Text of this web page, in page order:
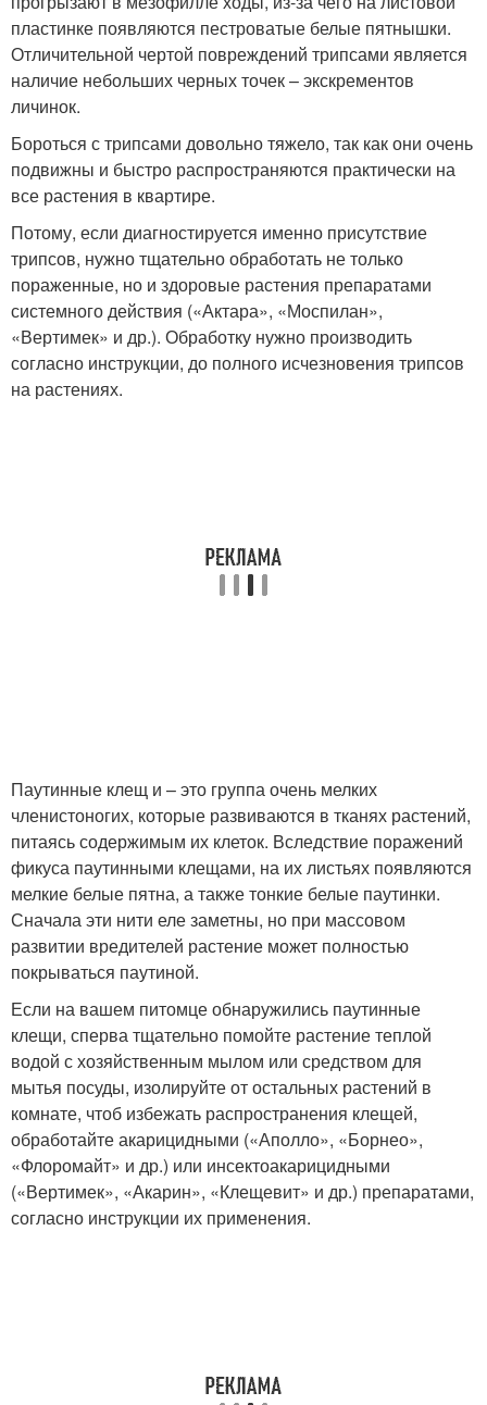
пластинке появляются пестроватые белые пятнышки.
Отличительной чертой повреждений трипсами является
наличие небольших черных точек – экскрементов
личинок.
Бороться с трипсами довольно тяжело, так как они очень
подвижны и быстро распространяются практически на
все растения в квартире.
Потому, если диагностируется именно присутствие
трипсов, нужно тщательно обработать не только
пораженные, но и здоровые растения препаратами
системного действия («Актара», «Моспилан»,
«Вертимек» и др.). Обработку нужно производить
согласно инструкции, до полного исчезновения трипсов
на растениях.
Паутинные клещ и – это группа очень мелких
членистоногих, которые развиваются в тканях растений,
питаясь содержимым их клеток. Вследствие поражений
фикуса паутинными клещами, на их листьях появляются
мелкие белые пятна, а также тонкие белые паутинки.
Сначала эти нити еле заметны, но при массовом
развитии вредителей растение может полностью
покрываться паутиной.
Если на вашем питомце обнаружились паутинные
клещи, сперва тщательно помойте растение теплой
водой с хозяйственным мылом или средством для
мытья посуды, изолируйте от остальных растений в
комнате, чтоб избежать распространения клещей,
обработайте акарицидными («Аполло», «Борнео»,
«Флоромайт» и др.) или инсектоакарицидными
(«Вертимек», «Акарин», «Клещевит» и др.) препаратами,
согласно инструкции их применения.